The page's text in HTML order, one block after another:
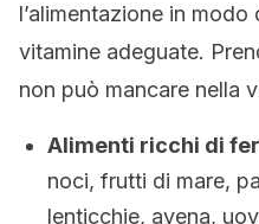
l’alimentazione in
vitamine adeguate.
non può mancare nella
Alimenti ricchi di
noci, frutti di mare,
lenticchie, avena,